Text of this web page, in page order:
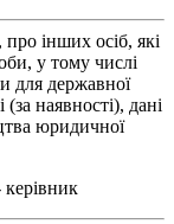
інших осіб, які
у тому числі
для державної
наявності), дані
юридичної